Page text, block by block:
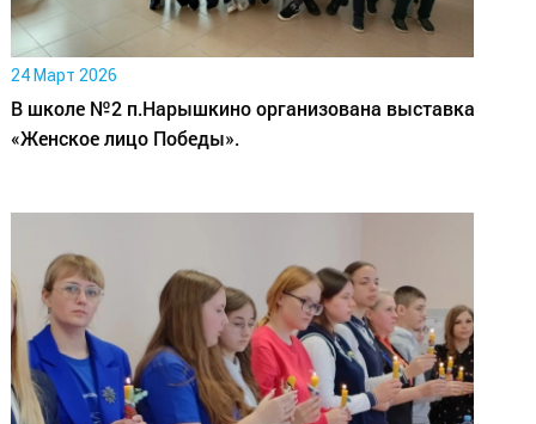
24 Март 2026
В школе №2 п.Нарышкино организована выставка
«Женское лицо Победы».